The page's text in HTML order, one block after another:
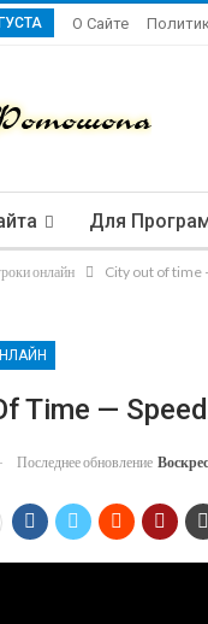
О Сайте
Для
онлайн City out of time
Time —
Последнее обновление